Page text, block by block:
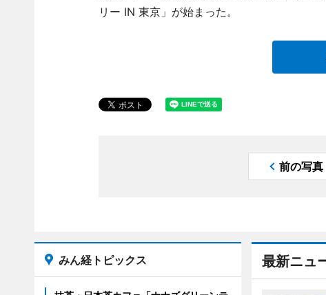
リー IN 東京」が始まった。
前の写真
最新ニュ
みん経トピックス